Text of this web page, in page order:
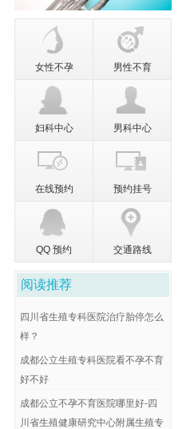
女性不孕 男性不育
妇科中心 男科中心
在线预约 预约挂号
QQ 预约 交通路线
阅读推荐
四川省生殖专科医院治疗胎停怎么
样？
成都公立生殖专科医院看不孕不育
好不好
成都公立不孕不育医院哪里好-四
川省生殖健康研究中心附属生殖专